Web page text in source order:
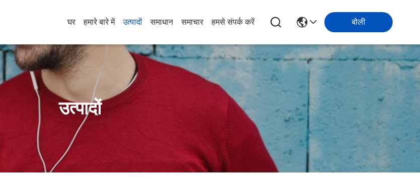
घर हमारे बारे में उत्पादों समाधान समाचार हमसे संपर्क करें बोली
उत्पादों